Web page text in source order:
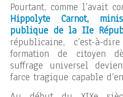
Pourtant, comme l’avait
Hippolyte Carnot,
publique de la IIe
républicaine, c’est-à-
formation de citoyen
suffrage universel
farce tragique capable